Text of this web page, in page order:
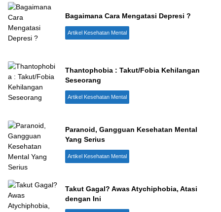
Bagaimana Cara Mengatasi Depresi ?
Artikel Kesehatan Mental
Thantophobia : Takut/Fobia Kehilangan
Seseorang
Artikel Kesehatan Mental
Paranoid, Gangguan Kesehatan Mental
Yang Serius
Artikel Kesehatan Mental
Takut Gagal? Awas Atychiphobia, Atasi
dengan Ini